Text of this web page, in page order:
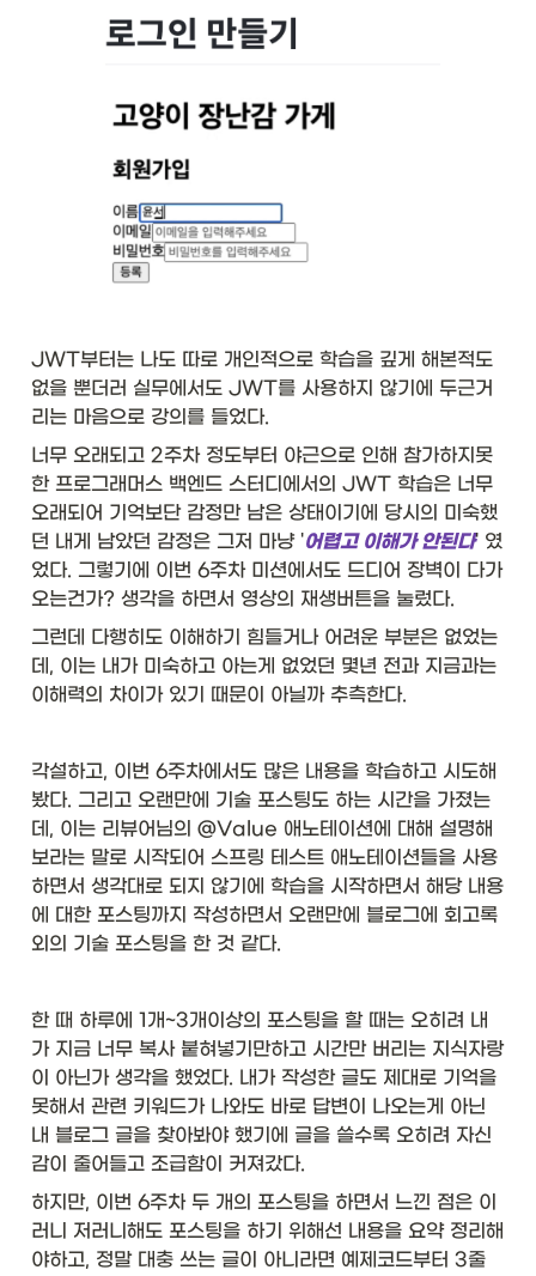
JWT부터는 나도 따로 개인적으로 학습을 깊게 해본적도
없을 뿐더러 실무에서도 JWT를 사용하지 않기에 두근거
리는 마음으로 강의를 들었다.
너무 오래되고 2주차 정도부터 야근으로 인해 참가하지못
한 프로그래머스 백엔드 스터디에서의 JWT 학습은 너무
오래되어 기억보단 감정만 남은 상태이기에 당시의 미숙했
던 내게 남았던 감정은 그저 마냥 '어렵고 이해가 안된다' 였
었다. 그렇기에 이번 6주차 미션에서도 드디어 장벽이 다가
오는건가? 생각을 하면서 영상의 재생버튼을 눌렀다.
그런데 다행히도 이해하기 힘들거나 어려운 부분은 없었는
데, 이는 내가 미숙하고 아는게 없었던 몇년 전과 지금과는
이해력의 차이가 있기 때문이 아닐까 추측한다.
각설하고, 이번 6주차에서도 많은 내용을 학습하고 시도해
봤다. 그리고 오랜만에 기술 포스팅도 하는 시간을 가졌는
데, 이는 리뷰어님의 @Value 애노테이션에 대해 설명해
보라는 말로 시작되어 스프링 테스트 애노테이션들을 사용
하면서 생각대로 되지 않기에 학습을 시작하면서 해당 내용
에 대한 포스팅까지 작성하면서 오랜만에 블로그에 회고록
외의 기술 포스팅을 한 것 같다.
한 때 하루에 1개~3개이상의 포스팅을 할 때는 오히려 내
가 지금 너무 복사 붙혀넣기만하고 시간만 버리는 지식자랑
이 아닌가 생각을 했었다. 내가 작성한 글도 제대로 기억을
못해서 관련 키워드가 나와도 바로 답변이 나오는게 아닌
내 블로그 글을 찾아봐야 했기에 글을 쓸수록 오히려 자신
감이 줄어들고 조급함이 커져갔다.
하지만, 이번 6주차 두 개의 포스팅을 하면서 느낀 점은 이
러니 저러니해도 포스팅을 하기 위해선 내용을 요약 정리해
야하고, 정말 대충 쓰는 글이 아니라면 예제코드부터 3줄